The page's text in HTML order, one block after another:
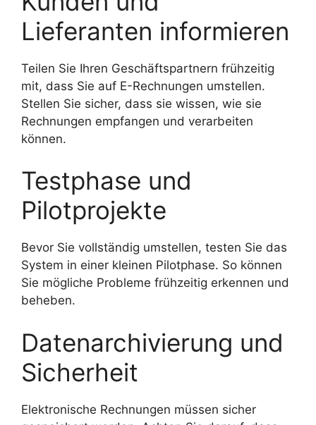
Lieferanten informieren
Teilen Sie Ihren Geschäftspartnern frühzeitig
mit, dass Sie auf E-Rechnungen umstellen.
Stellen Sie sicher, dass sie wissen, wie sie
Rechnungen empfangen und verarbeiten
können.
Testphase und
Pilotprojekte
Bevor Sie vollständig umstellen, testen Sie das
System in einer kleinen Pilotphase. So können
Sie mögliche Probleme frühzeitig erkennen und
beheben.
Datenarchivierung und
Sicherheit
Elektronische Rechnungen müssen sicher